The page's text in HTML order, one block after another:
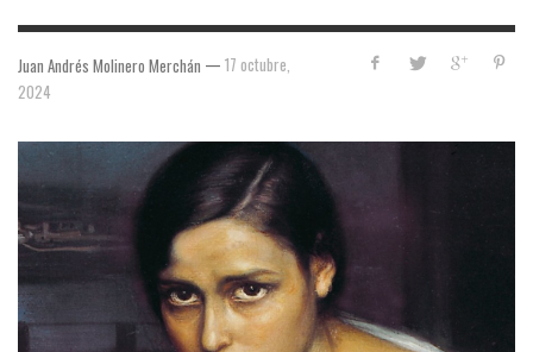
Juan Andrés Molinero Merchán — 17 octubre,
2024